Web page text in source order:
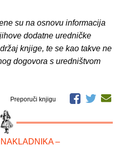
su na osnovu informacija
dodatne uredničke
knjige, te se kao takve ne
dogovora s uredništvom
Preporuči knjigu
–